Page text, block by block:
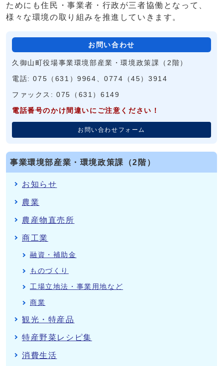
ためにも住民・事業者・行政が三者協働となって、
様々な環境の取り組みを推進していきます。
お問い合わせ
久御山町役場事業環境部産業・環境政策課（2階）
電話: 075（631）9964、0774（45）3914
ファックス: 075（631）6149
電話番号のかけ間違いにご注意ください！
お問い合わせフォーム
事業環境部産業・環境政策課（2階）
お知らせ
農業
農産物直売所
商工業
融資・補助金
ものづくり
工場立地法・事業用地など
商業
観光・特産品
特産野菜レシピ集
消費生活